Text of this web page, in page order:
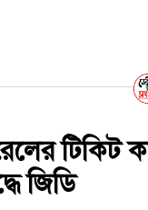
টিকিট
জিডি